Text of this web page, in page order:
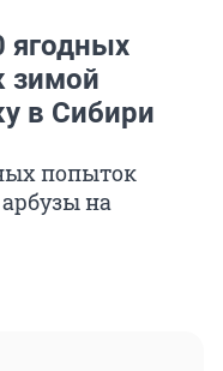
ягодных
зимой
в Сибири
попыток
на